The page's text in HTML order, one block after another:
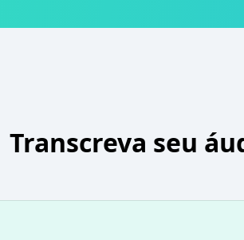
Transcreva seu